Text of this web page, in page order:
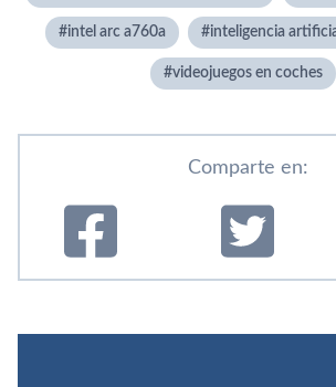
intel arc a760a inteligencia
videojuegos en coches
Comparte en: